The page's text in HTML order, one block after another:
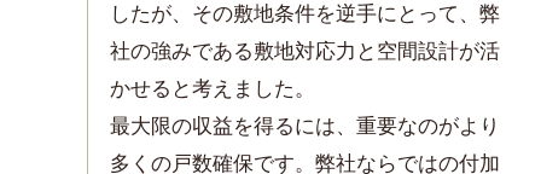
したが、その敷地条件を逆手にとって、弊
社の強みである敷地対応力と空間設計が活
かせると考えました。
最大限の収益を得るには、重要なのがより
多くの戸数確保です。弊社ならではの付加